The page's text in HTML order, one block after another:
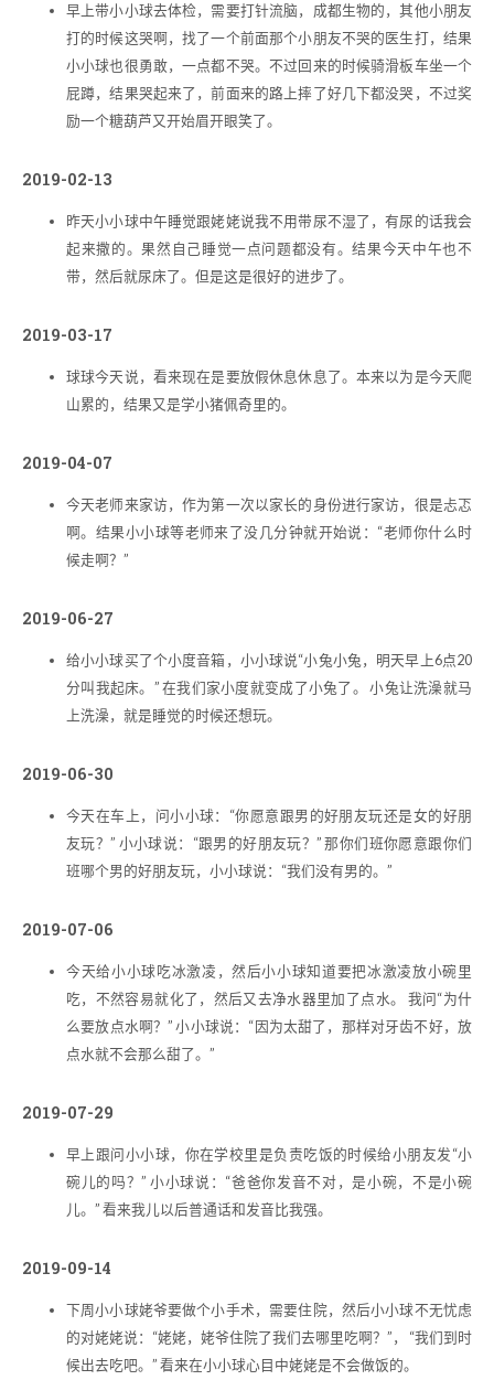
早上带小小球去体检，需要打针流脑，成都生物的，其他小朋友
打的时候这哭啊，找了一个前面那个小朋友不哭的医生打，结果
小小球也很勇敢，一点都不哭。不过回来的时候骑滑板车坐一个
屁蹲，结果哭起来了，前面来的路上摔了好几下都没哭，不过奖
励一个糖葫芦又开始眉开眼笑了。
2019-02-13
昨天小小球中午睡觉跟姥姥说我不用带尿不湿了，有尿的话我会
起来撒的。果然自己睡觉一点问题都没有。结果今天中午也不
带，然后就尿床了。但是这是很好的进步了。
2019-03-17
球球今天说，看来现在是要放假休息休息了。本来以为是今天爬
山累的，结果又是学小猪佩奇里的。
2019-04-07
今天老师来家访，作为第一次以家长的身份进行家访，很是忐忑
啊。结果小小球等老师来了没几分钟就开始说：“老师你什么时
候走啊？”
2019-06-27
给小小球买了个小度音箱，小小球说“小兔小兔，明天早上6点20
分叫我起床。” 在我们家小度就变成了小兔了。 小兔让洗澡就马
上洗澡，就是睡觉的时候还想玩。
2019-06-30
今天在车上，问小小球：“你愿意跟男的好朋友玩还是女的好朋
友玩？” 小小球说：“跟男的好朋友玩？” 那你们班你愿意跟你们
班哪个男的好朋友玩，小小球说：“我们没有男的。”
2019-07-06
今天给小小球吃冰激凌，然后小小球知道要把冰激凌放小碗里
吃，不然容易就化了，然后又去净水器里加了点水。 我问“为什
么要放点水啊？” 小小球说：“因为太甜了，那样对牙齿不好，放
点水就不会那么甜了。”
2019-07-29
早上跟问小小球，你在学校里是负责吃饭的时候给小朋友发“小
碗儿的吗？” 小小球说：“爸爸你发音不对，是小碗，不是小碗
儿。” 看来我儿以后普通话和发音比我强。
2019-09-14
下周小小球姥爷要做个小手术，需要住院，然后小小球不无忧虑
的对姥姥说：“姥姥，姥爷住院了我们去哪里吃啊？”， “我们到时
候出去吃吧。” 看来在小小球心目中姥姥是不会做饭的。